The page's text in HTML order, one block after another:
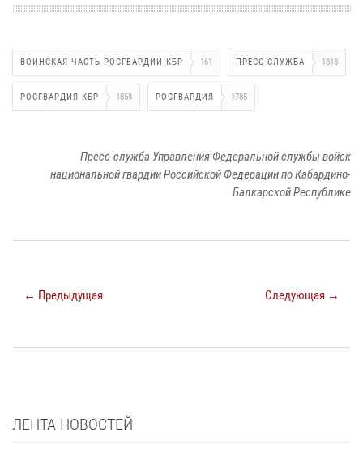
ВОИНСКАЯ ЧАСТЬ РОСГВАРДИИ КБР 161 ПРЕСС-СЛУЖБА 1818
РОСГВАРДИЯ КБР 1859 РОСГВАРДИЯ 1785
Пресс-служба Управления Федеральной службы войск
национальной гвардии Российской Федерации по Кабардино-
Балкарской Республике
← Предыдущая Следующая →
ЛЕНТА НОВОСТЕЙ